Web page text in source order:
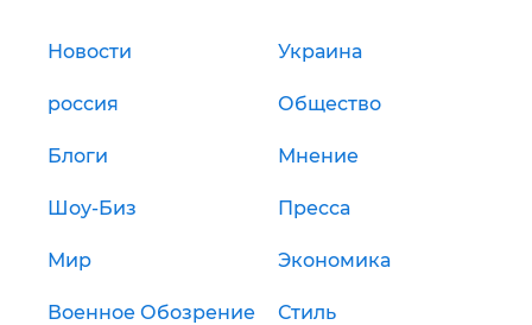
Новости Украина
россия Общество
Блоги Мнение
Шоу-Биз Пресса
Мир Экономика
Военное Обозрение Стиль